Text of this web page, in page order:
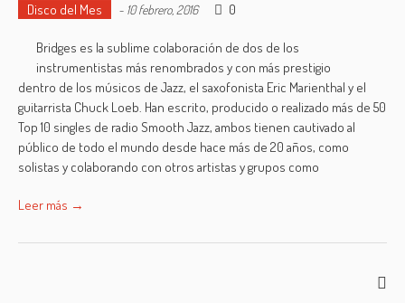
Disco del Mes - 10 febrero, 2016 0
Bridges es la sublime colaboración de dos de los
instrumentistas más renombrados y con más prestigio
dentro de los músicos de Jazz, el saxofonista Eric Marienthal y el
guitarrista Chuck Loeb. Han escrito, producido o realizado más de 50
Top 10 singles de radio Smooth Jazz, ambos tienen cautivado al
público de todo el mundo desde hace más de 20 años, como
solistas y colaborando con otros artistas y grupos como
Leer más →